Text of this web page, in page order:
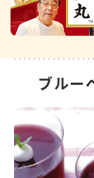
ブルー